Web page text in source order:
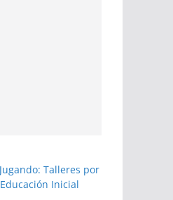
Talleres por
Inicial